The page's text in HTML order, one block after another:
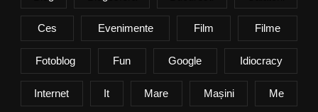
Ces Evenimente Film Filme
Fotoblog Fun Google Idiocracy
Internet It Mare Mașini Me